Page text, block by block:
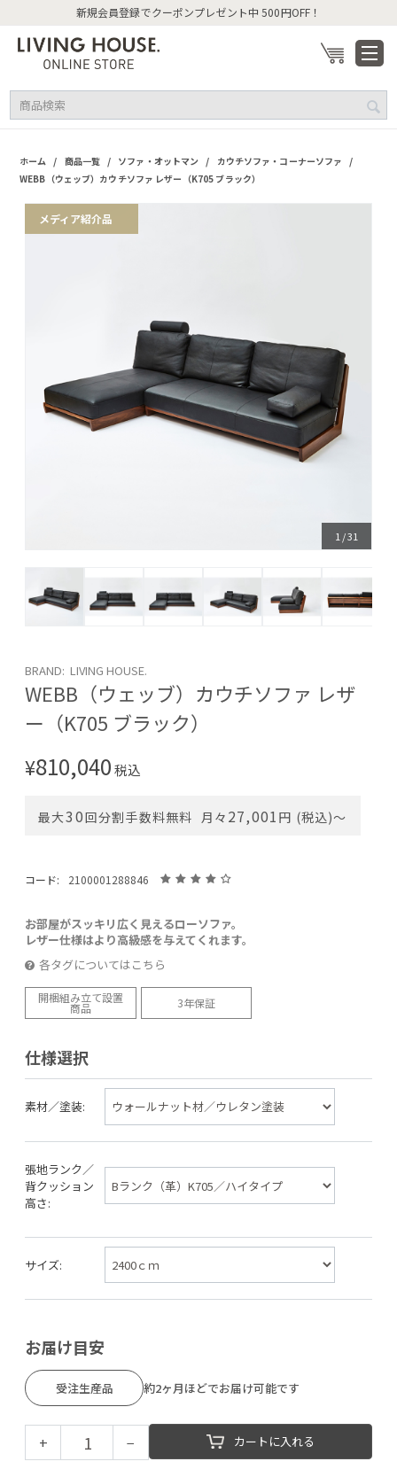
新規会員登録でクーポンプレゼント中 500円OFF！
ホーム / 商品一覧 / ソファ・オットマン / カウチソファ・コーナーソファ /
WEBB（ウェッブ）カウチソファ レザー（K705 ブラック）
メディア紹介品
1 /31
BRAND: LIVING HOUSE.
WEBB（ウェッブ）カウチソファ レザ
ー（K705 ブラック）
¥810,040税込
最大30回分割手数料無料 月々 27,001 円 (税込)〜
コード: 2100001288846
お部屋がスッキリ広く見えるローソファ。
レザー仕様はより高級感を与えてくれます。
各タグについてはこちら
開梱組み立て設置
商品 3年保証
仕様選択
素材／塗装:
張地ランク／
背クッション
高さ:
サイズ:
お届け目安
受注生産品 約2ヶ月ほどでお届け可能です
+ − カートに入れる